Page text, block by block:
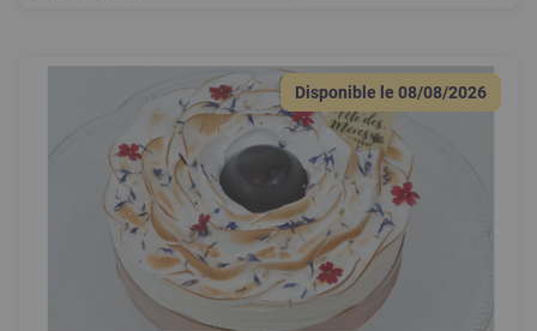
2026
Disponible le 08/08/2026